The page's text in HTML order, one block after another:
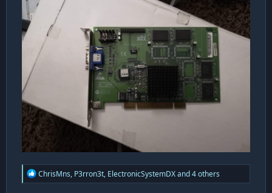
R
e
ChrisMns, P3rron3t, ElectronicSystemDXand 4 others